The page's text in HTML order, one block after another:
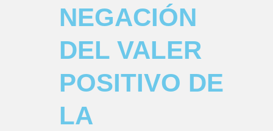
NEGACIÓN
DEL VALER
POSITIVO DE
LA